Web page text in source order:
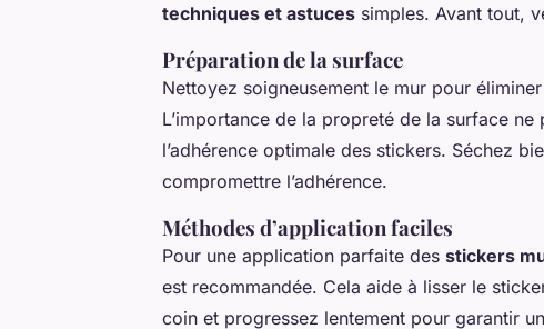
techniques et astuces simples. Avant tout,
Préparation de la surface
Nettoyez soigneusement le mur pour
L’importance de la propreté de la surface
l’adhérence optimale des stickers. Séchez
compromettre l’adhérence.
Méthodes d’application faciles
Pour une application parfaite des stickers
est recommandée. Cela aide à lisser le
coin et progressez lentement pour garantir